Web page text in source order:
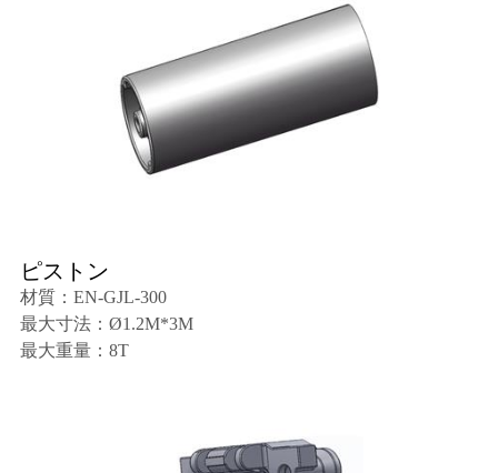
ピストン
材質：EN-GJL-300
最大寸法：Ø1.2M*3M
最大重量：8T